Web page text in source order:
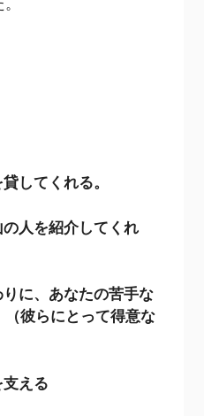
してくれる。
人を紹介してくれ
に、あなたの苦手な
彼らにとって得意な
える